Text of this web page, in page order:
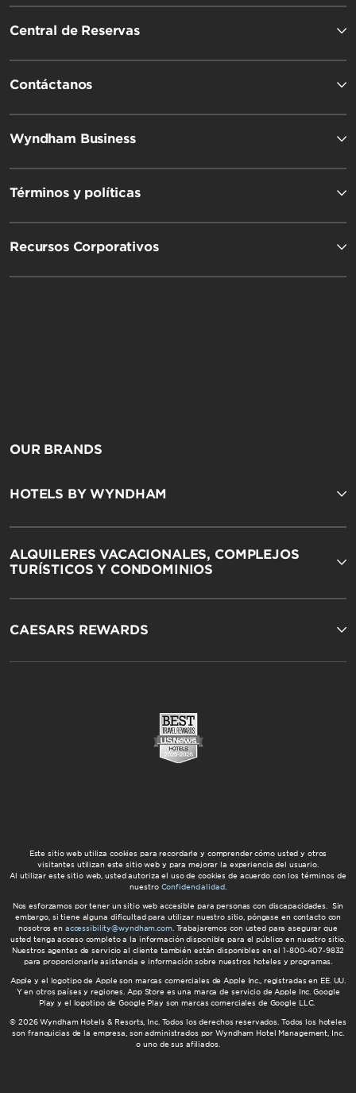
Microtel by Wyndham
AmericInn by Wyndham
Wyndham Grand
Central de Reservas
Contáctanos
Wyndham Business
Términos y políticas
Recursos Corporativos
OUR BRANDS
HOTELS BY WYNDHAM
ALQUILERES VACACIONALES, COMPLEJOS
TURÍSTICOS Y CONDOMINIOS
CAESARS REWARDS
Este sitio web utiliza cookies para recordarle y comprender cómo usted y otros
visitantes utilizan este sitio web y para mejorar la experiencia del usuario.
Al utilizar este sitio web, usted autoriza el uso de cookies de acuerdo con los términos de
nuestro Confidencialidad.
Nos esforzamos por tener un sitio web accesible para personas con discapacidades. Sin
embargo, si tiene alguna dificultad para utilizar nuestro sitio, póngase en contacto con
nosotros en accessibility@wyndham.com. Trabajaremos con usted para asegurar que
usted tenga acceso completo a la información disponible para el público en nuestro sitio.
Nuestros agentes de servicio al cliente también están disponibles en el 1-800-407-9832
para proporcionarle asistencia e información sobre nuestros hoteles y programas.
Apple y el logotipo de Apple son marcas comerciales de Apple Inc., registradas en EE. UU.
Y en otros países y regiones. App Store es una marca de servicio de Apple Inc. Google
Play y el logotipo de Google Play son marcas comerciales de Google LLC.
© 2026 Wyndham Hotels & Resorts, Inc. Todos los derechos reservados. Todos los hoteles
son franquicias de la empresa, son administrados por Wyndham Hotel Management, Inc.
o uno de sus afiliados.